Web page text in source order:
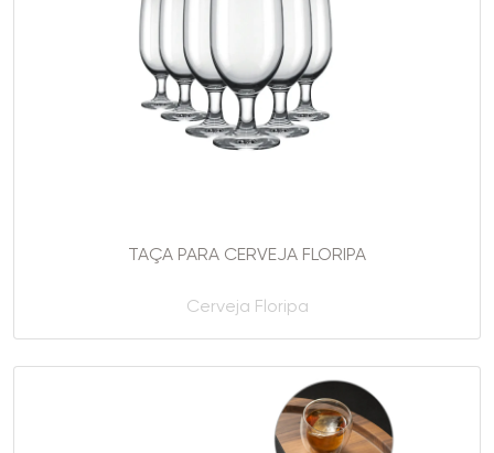
TAÇA PARA CERVEJA FLORIPA
Cerveja Floripa